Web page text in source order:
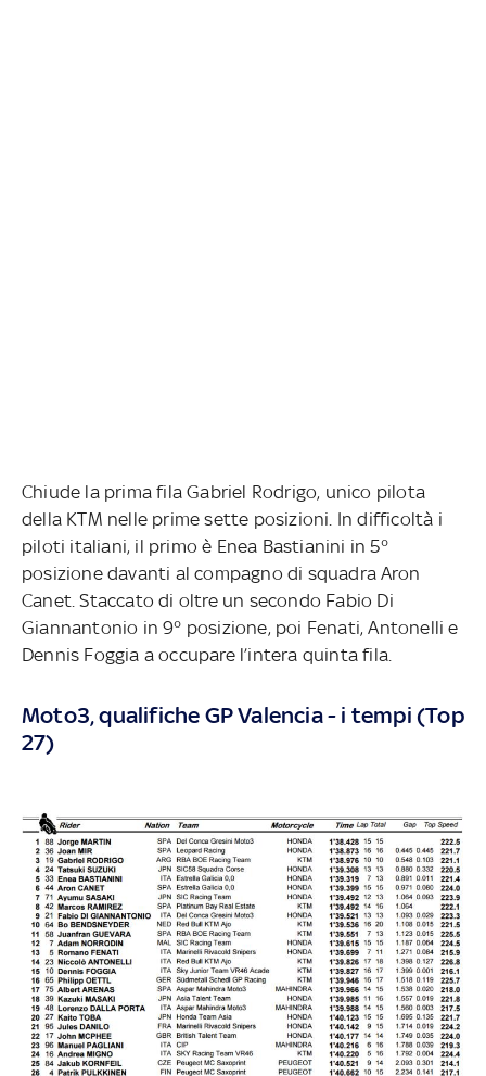
Chiude la prima fila Gabriel Rodrigo, unico pilota
della KTM nelle prime sette posizioni. In difficoltà i
piloti italiani, il primo è Enea Bastianini in 5°
posizione davanti al compagno di squadra Aron
Canet. Staccato di oltre un secondo Fabio Di
Giannantonio in 9° posizione, poi Fenati, Antonelli e
Dennis Foggia a occupare l’intera quinta fila.
Moto3, qualifiche GP Valencia - i tempi (Top
27)